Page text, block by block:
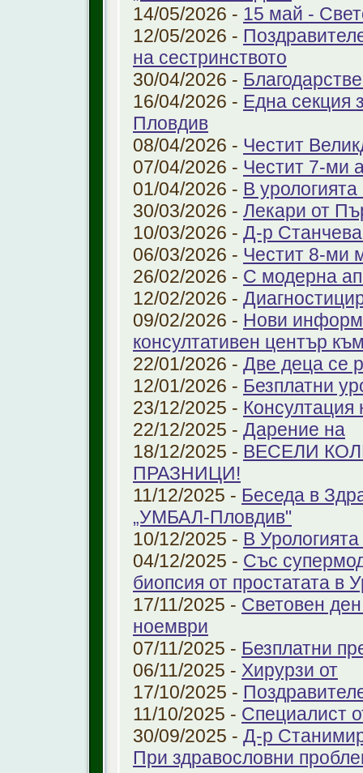
14/05/2026 - 15 май -
12/05/2026 -
на сестринството
30/04/2026 -
16/04/2026 - Една секция
Пловдив
08/04/2026 - Честит
07/04/2026 - Честит 7-ми
01/04/2026 - В урологията
30/03/2026 - Лекари от
10/03/2026 - Д-р
06/03/2026 - Честит 8-ми
26/02/2026 - С модерна
12/02/2026 -
09/02/2026 - Нови
консултативен център
22/01/2026 - Две деца се
12/01/2026 - Безплатни
23/12/2025 - Консултация
22/12/2025 - Дарение на
18/12/2025 - ВЕСЕЛИ
ПРАЗНИЦИ!
11/12/2025 - Беседа в
„УМБАЛ-Пловдив"
10/12/2025 - В
04/12/2025 - Със
биопсия от простатата в
17/11/2025 - Световен
ноември
07/11/2025 - Безплатни
06/11/2025 - Хирурзи от
17/10/2025 -
11/10/2025 - Специалист
30/09/2025 - Д-р
При здравословни